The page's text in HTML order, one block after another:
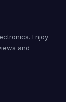
Enjoy
and